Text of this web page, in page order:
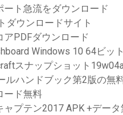
ート急流をダウンロード
ダウンロードサイト
アPDFダウンロード
Windows 10 64ビッ
スナップショット
ルハンドブック第2版の無
ード無料
ャプテン2017 APK +デー